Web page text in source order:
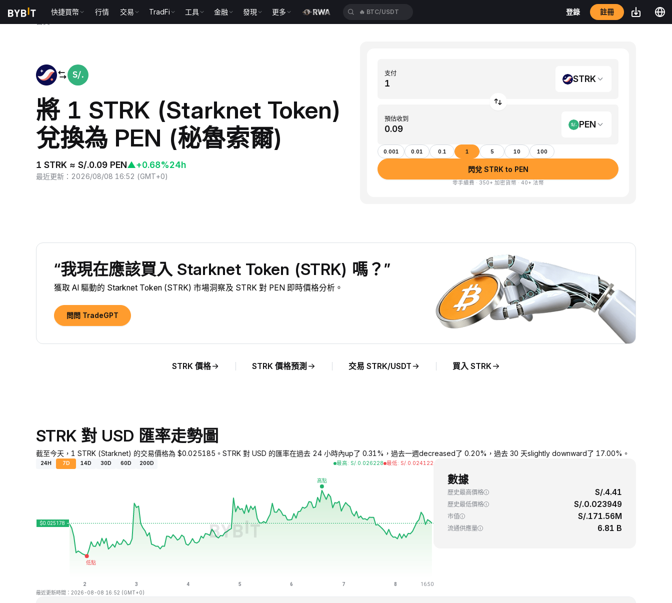
快捷買幣 行情 交易 TradFi 工具 金融 發現 更多 🔥 BTC/USDT 登錄 註冊
將 1 STRK (Starknet Token)
兌換為 PEN (秘魯索爾)
1 STRK ≈ S/.0.09 PEN▲+0.68%24h
最近更新 ： 2026/08/08 16:52 (GMT+0)
支付
STRK
預估收到
PEN
0.001 0.01 0.1 1 5 10 100
閃兌 STRK to PEN
零手續費 · 350+ 加密貨幣 · 40+ 法幣
“我現在應該買入 Starknet Token (STRK) 嗎？”
獲取 AI 驅動的 Starknet Token (STRK) 市場洞察及 STRK 對 PEN 即時價格分析。
問問 TradeGPT
STRK 價格 STRK 價格預測 交易 STRK/USDT 買入 STRK
STRK 對 USD 匯率走勢圖
截至今天，1 STRK (Starknet) 的交易價格為 $0.025185。STRK 對 USD 的匯率在過去 24 小時內up了 0.31%，過去一週decreased了 0.20%，過去 30 天slightly downward了 17.00%。
24H 7D 14D 30D 60D 200D 最高: S/.0.026228 最低: S/.0.024122
最近更新時間：2026-08-08 16:52 (GMT+0)
數據
歷史最高價格 S/.4.41
歷史最低價格 S/.0.023949
市值 S/.171.56M
流通供應量 6.81 B